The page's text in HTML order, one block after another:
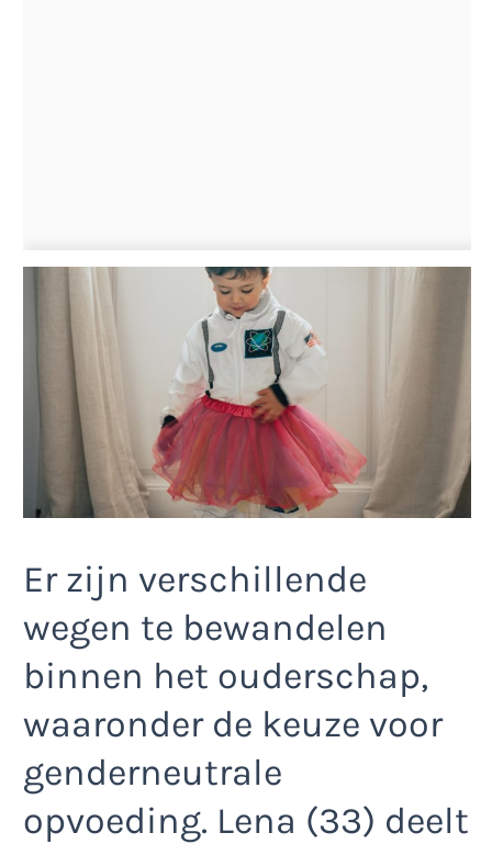
Er zijn verschillende
wegen te bewandelen
binnen het ouderschap,
waaronder de keuze voor
genderneutrale
opvoeding. Lena (33) deelt